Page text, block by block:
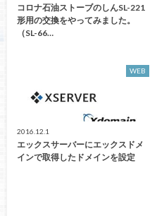
コロナ石油ストーブのしんSL-221
形用の交換をやってみました。
（SL-66…
WEB
2016.12.1
エックスサーバーにエックスドメ
インで取得したドメインを設定